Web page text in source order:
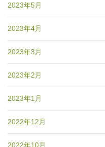
2023年5月
2023年4月
2023年3月
2023年2月
2023年1月
2022年12月
2022年10月